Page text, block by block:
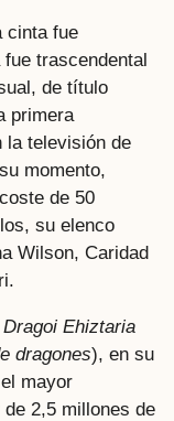
cinta fue
trascendental
de título
primera
la televisión de
momento,
de 50
su elenco
Wilson, Caridad
Dragoi Ehiztaria
dragones), en su
mayor
2,5 millones de